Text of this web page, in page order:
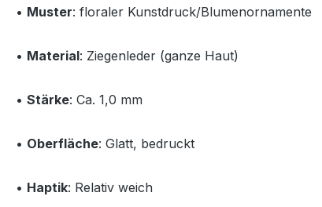
• Muster: floraler Kunstdruck/Blumenornamente
• Material: Ziegenleder (ganze Haut)
• Stärke: Ca. 1,0 mm
• Oberfläche: Glatt, bedruckt
• Haptik: Relativ weich